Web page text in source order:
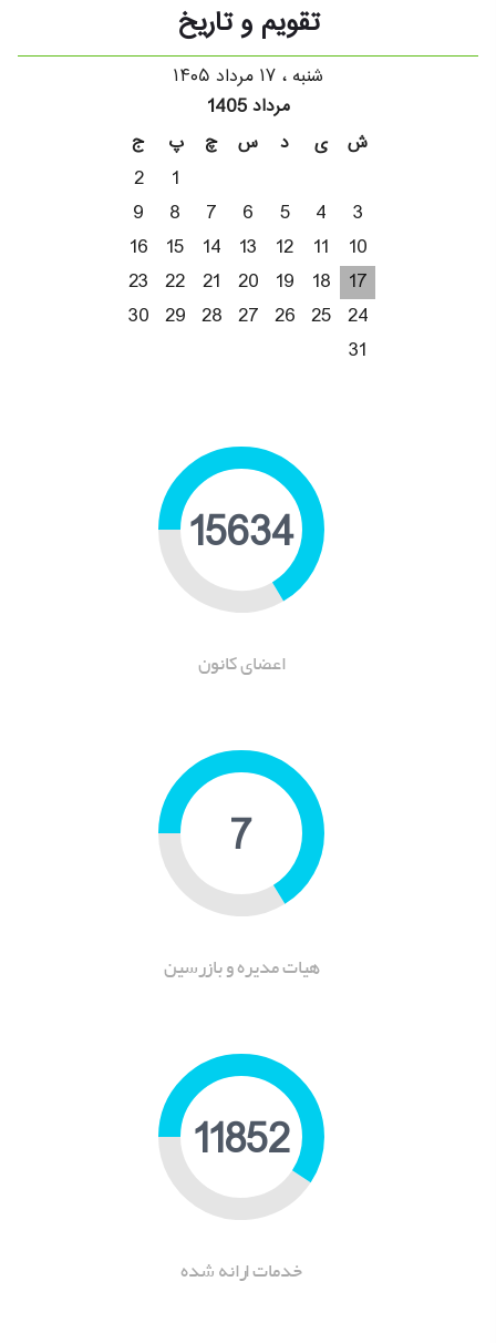
تقویم و تاریخ
شنبه ، ۱۷ مرداد ۱۴۰۵
مرداد 1405
ج
پ چ س د ی
ش
2
1
9
8 7 6 5 4
3
16
15 14 13 12 11
10
23 22 21 20 19 18
17
30 29 28 27 26 25 24
31
19449
اعضای کانون
9
هیات مدیره و بازرسین
15603
خدمات ارانه شده